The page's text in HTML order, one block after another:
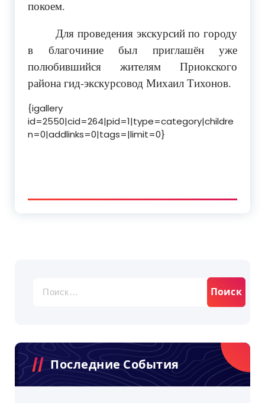
покоем.
Для проведения экскурсий по городу
в благочиние был приглашён уже
полюбившийся жителям Приокского
района гид-экскурсовод Михаил Тихонов.
{igallery
id=2550|cid=264|pid=1|type=category|childre
n=0|addlinks=0|tags=|limit=0}
Последние События